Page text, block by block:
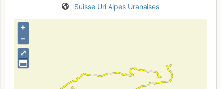
Suisse Uri Alpes Uranaises
⤢
+
–